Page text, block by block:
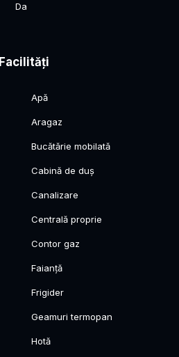
Da
Facilități
Apă
Aragaz
Bucătărie mobilată
Cabină de duș
Canalizare
Centrală proprie
Contor gaz
Faianță
Frigider
Geamuri termopan
Hotă